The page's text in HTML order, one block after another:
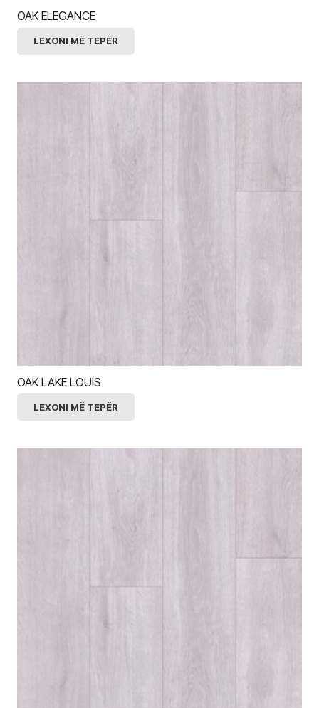
OAK ELEGANCE
LEXONI MË TEPËR
OAK LAKE LOUIS
LEXONI MË TEPËR